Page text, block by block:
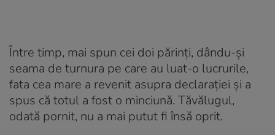
Între timp, mai spun cei doi părinți, dându-și
seama de turnura pe care au luat-o lucrurile,
fata cea mare a revenit asupra declarației și a
spus că totul a fost o minciună. Tăvălugul,
odată pornit, nu a mai putut fi însă oprit.